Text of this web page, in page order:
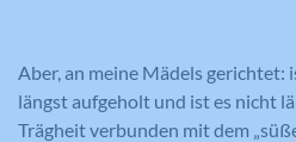
Aber, an meine Mädels gerichtet:
längst aufgeholt und ist es nicht
Trägheit verbunden mit dem